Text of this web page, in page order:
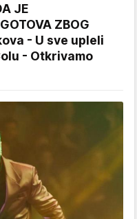
JE
ZBOG
- U sve upleli
- Otkrivamo